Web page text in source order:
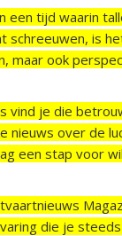
een tijd waarin
schreeuwen, is
maar ook
vind je die
nieuws over de
een stap voor
die je